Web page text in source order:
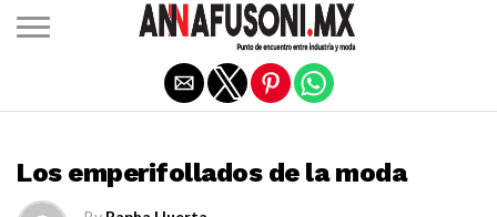
Los emperifollados de la moda
Salir de la versión móvil